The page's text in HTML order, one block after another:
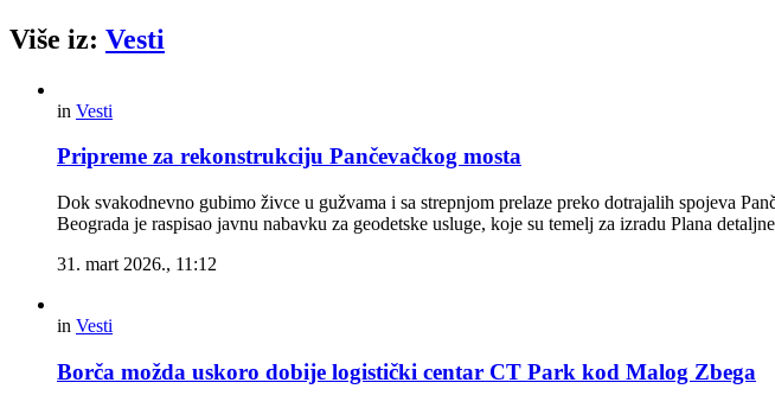
Više iz: Vesti
in Vesti
Pripreme za rekonstrukciju Pančevačkog mosta
Dok svakodnevno gubimo živce u gužvama i sa strepnjom prelaze preko dotrajalih spojeva
Beograda je raspisao javnu nabavku za geodetske usluge, koje su temelj za izradu Plana
31. mart 2026., 11:12
in Vesti
Borča možda uskoro dobije logistički centar CT Park kod Malog Zbega